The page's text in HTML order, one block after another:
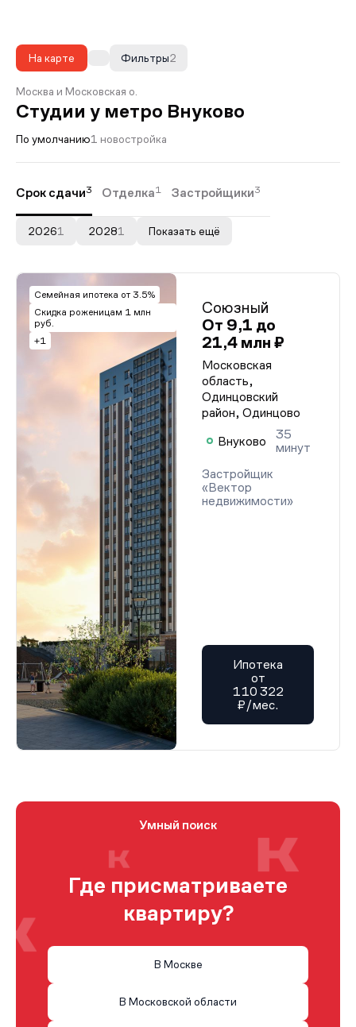
На карте 2
Фильтры
Москва и Московская о.
Студии у метро Внуково
По умолчанию1 новостройка
Срок сдачи3 Отделка1 Застройщики3
20261 20281 Показать ещё
Семейная ипотека от 3.5%
Скидка роженицам 1 млн
руб.
+1
Союзный
От 9,1 до
21,4 млн ₽
Московская
область,
Одинцовский
район, Одинцово
Внуково
35
минут
Застройщик
«Вектор
недвижимости»
Ипотека
от
110 322
₽/мес.
Умный поиск
Где присматриваете
квартиру?
В Москве
В Московской области